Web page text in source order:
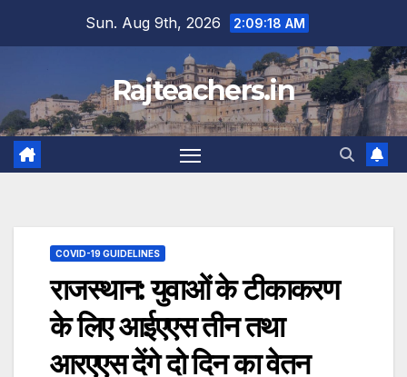
Sun. Aug 9th, 2026 2:09:19 AM
Rajteachers.in
COVID-19 GUIDELINES
राजस्‍थान: युवाओं के टीकाकरण
के लिए आईएएस तीन तथा
आरएएस देंगे दो दिन का वेतन